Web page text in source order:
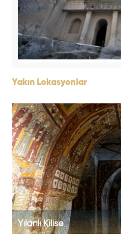
Yakın Lokasyonlar
Yılanlı Kilise